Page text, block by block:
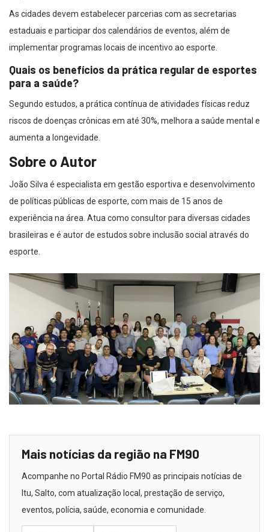
As cidades devem estabelecer parcerias com as secretarias
estaduais e participar dos calendários de eventos, além de
implementar programas locais de incentivo ao esporte.
Quais os benefícios da prática regular de esportes
para a saúde?
Segundo estudos, a prática contínua de atividades físicas reduz
riscos de doenças crônicas em até 30%, melhora a saúde mental e
aumenta a longevidade.
Sobre o Autor
João Silva é especialista em gestão esportiva e desenvolvimento
de políticas públicas de esporte, com mais de 15 anos de
experiência na área. Atua como consultor para diversas cidades
brasileiras e é autor de estudos sobre inclusão social através do
esporte.
Mais notícias da região na FM90
Acompanhe no Portal Rádio FM90 as principais notícias de
Itu, Salto, com atualização local, prestação de serviço,
eventos, polícia, saúde, economia e comunidade.